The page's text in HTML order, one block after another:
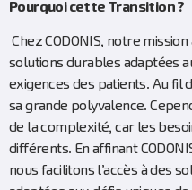
Pourquoi cette Transition ?
Chez CODONIS, notre
solutions durables adaptées
exigences des patients. Au fil
sa grande polyvalence.
de la complexité, car les
différents. En affinant
nous facilitons l’accès à des